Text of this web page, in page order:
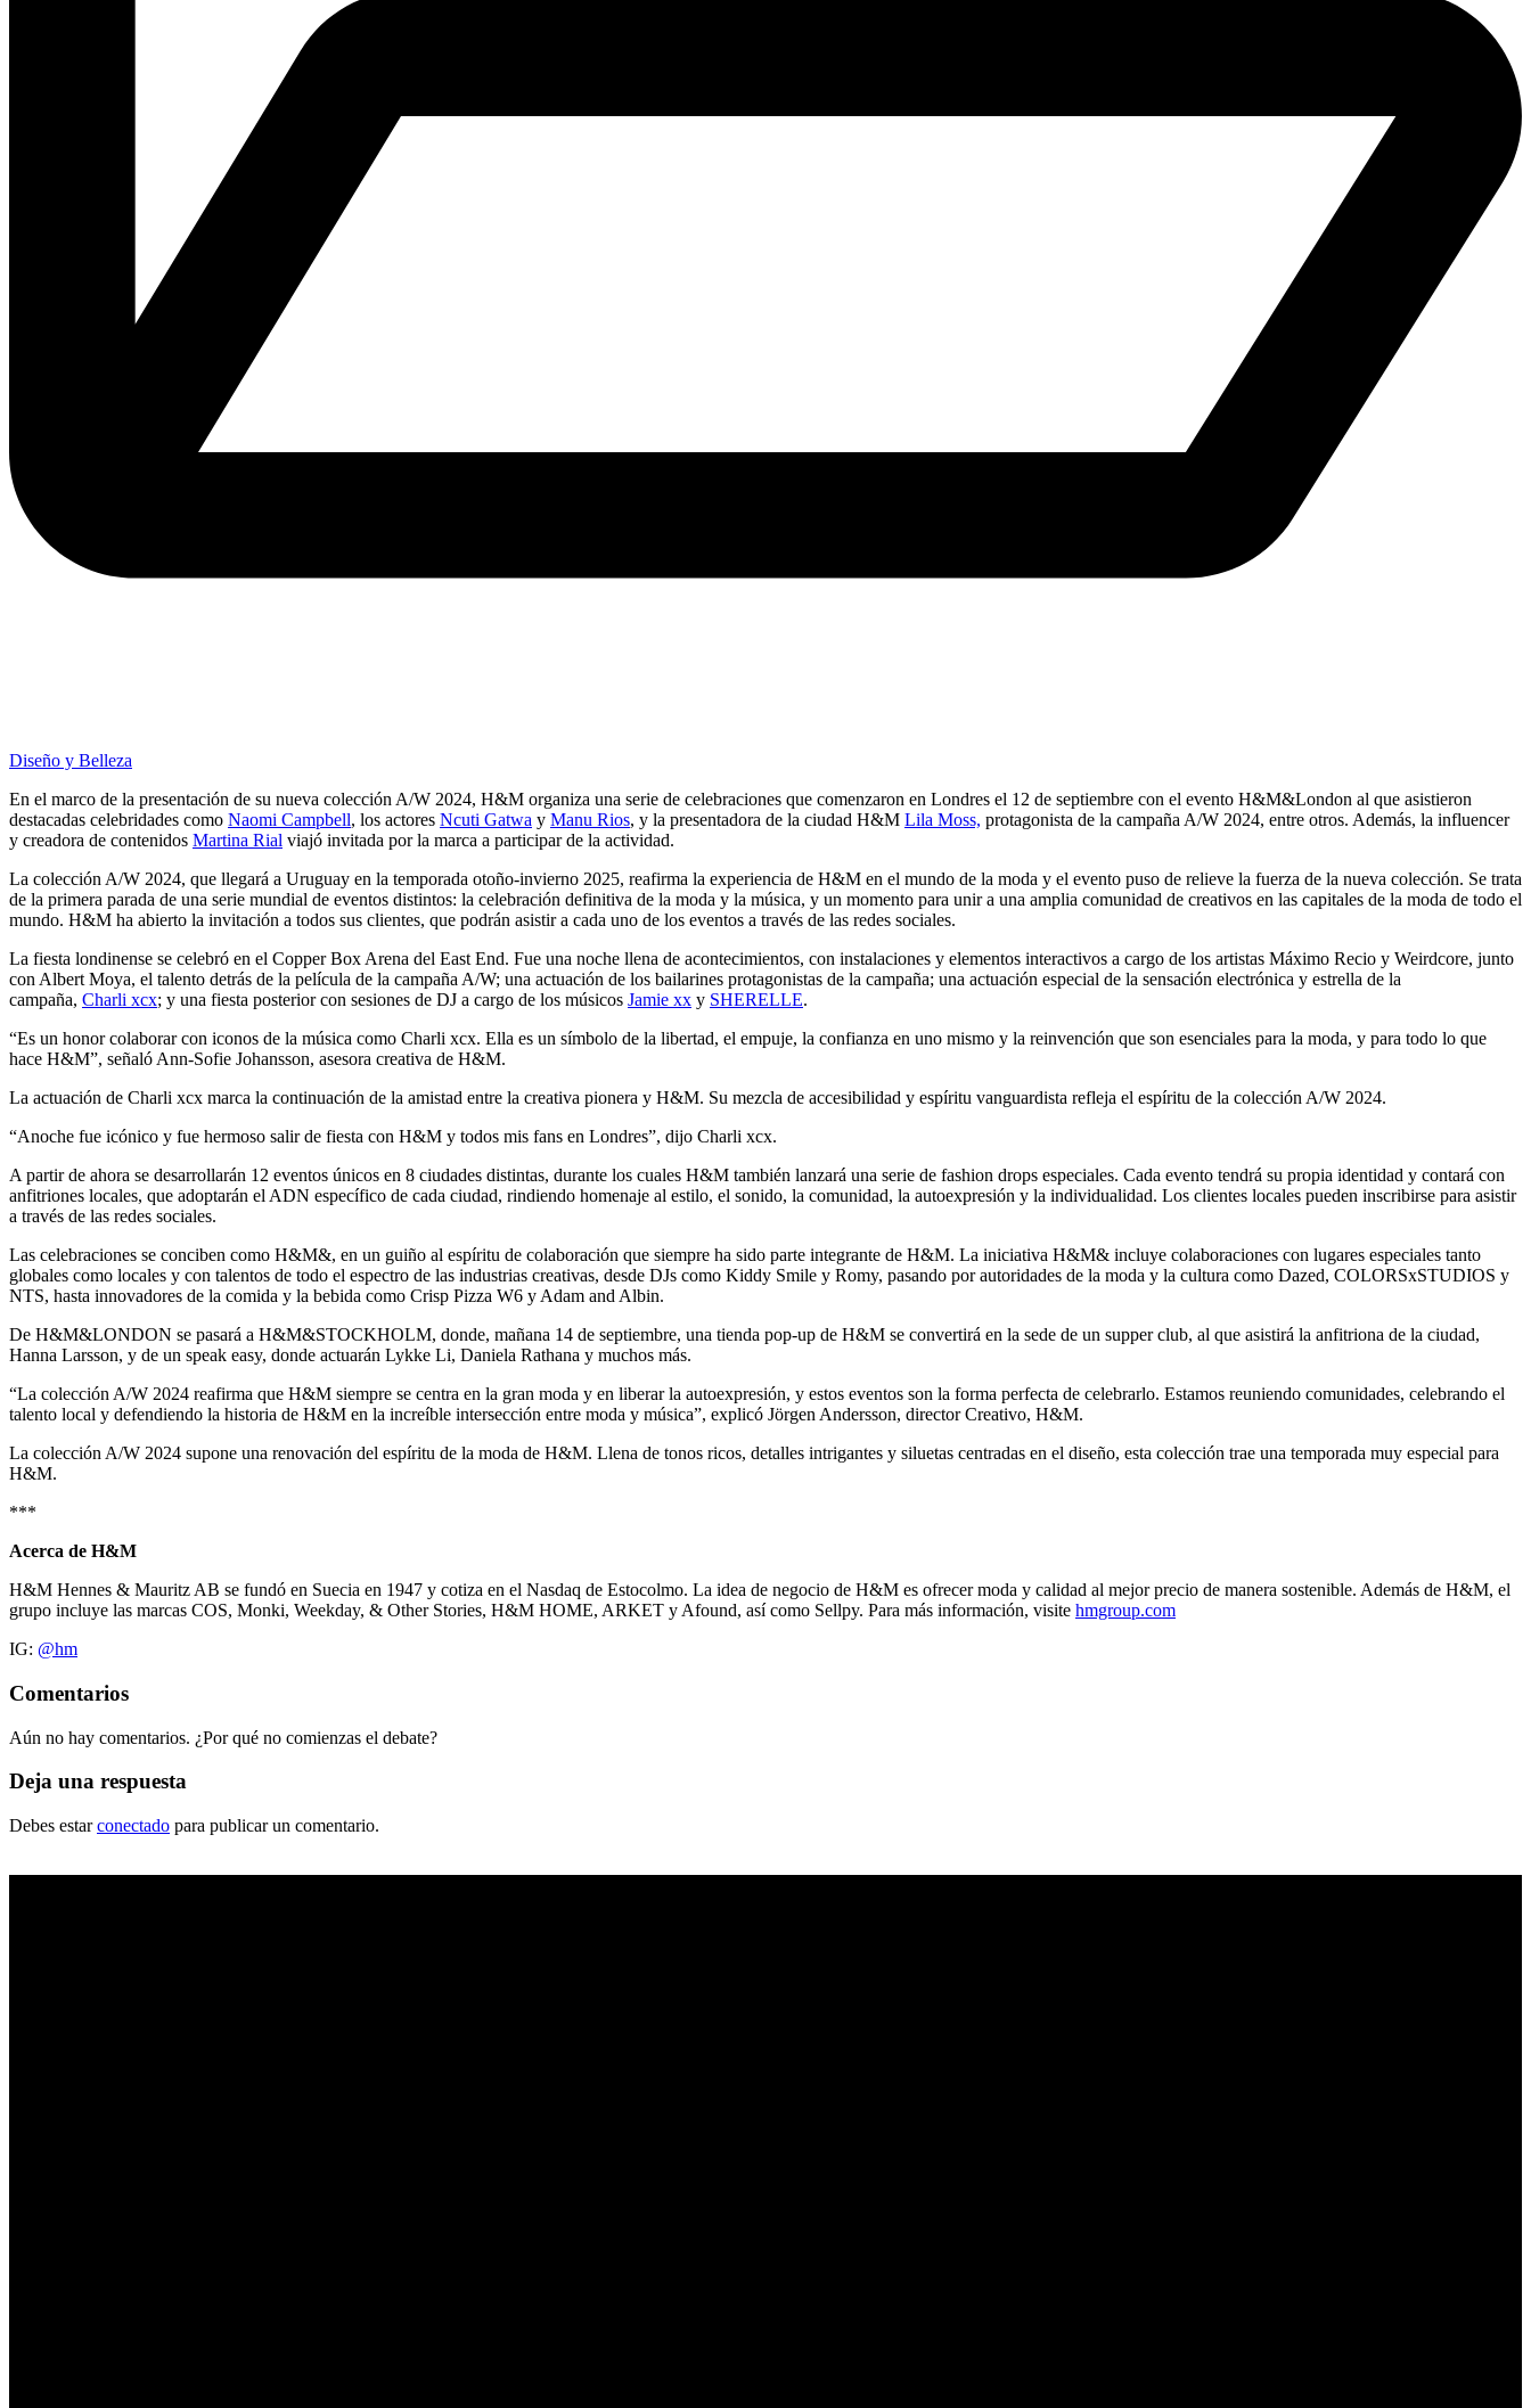
Diseño y Belleza
En el marco de la presentación de su nueva colección A/W 2024, H&M organiza una serie de celebraciones que comenzaron en Londres el 12 de septiembre con el evento H&M&London al que asistieron
destacadas celebridades como Naomi Campbell, los actores Ncuti Gatwa y Manu Rios, y la presentadora de la ciudad H&M Lila Moss, protagonista de la campaña A/W 2024, entre otros. Además, la influencer
y creadora de contenidos Martina Rial viajó invitada por la marca a participar de la actividad.
La colección A/W 2024, que llegará a Uruguay en la temporada otoño-invierno 2025, reafirma la experiencia de H&M en el mundo de la moda y el evento puso de relieve la fuerza de la nueva colección. Se trata
de la primera parada de una serie mundial de eventos distintos: la celebración definitiva de la moda y la música, y un momento para unir a una amplia comunidad de creativos en las capitales de la moda de todo el
mundo. H&M ha abierto la invitación a todos sus clientes, que podrán asistir a cada uno de los eventos a través de las redes sociales.
La fiesta londinense se celebró en el Copper Box Arena del East End. Fue una noche llena de acontecimientos, con instalaciones y elementos interactivos a cargo de los artistas Máximo Recio y Weirdcore, junto
con Albert Moya, el talento detrás de la película de la campaña A/W; una actuación de los bailarines protagonistas de la campaña; una actuación especial de la sensación electrónica y estrella de la
campaña, Charli xcx; y una fiesta posterior con sesiones de DJ a cargo de los músicos Jamie xx y SHERELLE.
“Es un honor colaborar con iconos de la música como Charli xcx. Ella es un símbolo de la libertad, el empuje, la confianza en uno mismo y la reinvención que son esenciales para la moda, y para todo lo que
hace H&M”, señaló Ann-Sofie Johansson, asesora creativa de H&M.
La actuación de Charli xcx marca la continuación de la amistad entre la creativa pionera y H&M. Su mezcla de accesibilidad y espíritu vanguardista refleja el espíritu de la colección A/W 2024.
“Anoche fue icónico y fue hermoso salir de fiesta con H&M y todos mis fans en Londres”, dijo Charli xcx.
A partir de ahora se desarrollarán 12 eventos únicos en 8 ciudades distintas, durante los cuales H&M también lanzará una serie de fashion drops especiales. Cada evento tendrá su propia identidad y contará con
anfitriones locales, que adoptarán el ADN específico de cada ciudad, rindiendo homenaje al estilo, el sonido, la comunidad, la autoexpresión y la individualidad. Los clientes locales pueden inscribirse para asistir
a través de las redes sociales.
Las celebraciones se conciben como H&M&, en un guiño al espíritu de colaboración que siempre ha sido parte integrante de H&M. La iniciativa H&M& incluye colaboraciones con lugares especiales tanto
globales como locales y con talentos de todo el espectro de las industrias creativas, desde DJs como Kiddy Smile y Romy, pasando por autoridades de la moda y la cultura como Dazed, COLORSxSTUDIOS y
NTS, hasta innovadores de la comida y la bebida como Crisp Pizza W6 y Adam and Albin.
De H&M&LONDON se pasará a H&M&STOCKHOLM, donde, mañana 14 de septiembre, una tienda pop-up de H&M se convertirá en la sede de un supper club, al que asistirá la anfitriona de la ciudad,
Hanna Larsson, y de un speak easy, donde actuarán Lykke Li, Daniela Rathana y muchos más.
“La colección A/W 2024 reafirma que H&M siempre se centra en la gran moda y en liberar la autoexpresión, y estos eventos son la forma perfecta de celebrarlo. Estamos reuniendo comunidades, celebrando el
talento local y defendiendo la historia de H&M en la increíble intersección entre moda y música”, explicó Jörgen Andersson, director Creativo, H&M.
La colección A/W 2024 supone una renovación del espíritu de la moda de H&M. Llena de tonos ricos, detalles intrigantes y siluetas centradas en el diseño, esta colección trae una temporada muy especial para
H&M.
***
Acerca de H&M
H&M Hennes & Mauritz AB se fundó en Suecia en 1947 y cotiza en el Nasdaq de Estocolmo. La idea de negocio de H&M es ofrecer moda y calidad al mejor precio de manera sostenible. Además de H&M, el
grupo incluye las marcas COS, Monki, Weekday, & Other Stories, H&M HOME, ARKET y Afound, así como Sellpy. Para más información, visite hmgroup.com
IG: @hm
Comentarios
Aún no hay comentarios. ¿Por qué no comienzas el debate?
Deja una respuesta
Debes estarconectado para publicar un comentario.